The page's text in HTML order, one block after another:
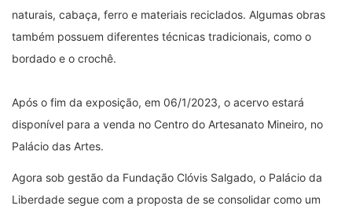
naturais, cabaça, ferro e materiais reciclados. Algumas obras
também possuem diferentes técnicas tradicionais, como o
bordado e o crochê.
Após o fim da exposição, em 06/1/2023, o acervo estará
disponível para a venda no Centro do Artesanato Mineiro, no
Palácio das Artes.
Agora sob gestão da Fundação Clóvis Salgado, o Palácio da
Liberdade segue com a proposta de se consolidar como um